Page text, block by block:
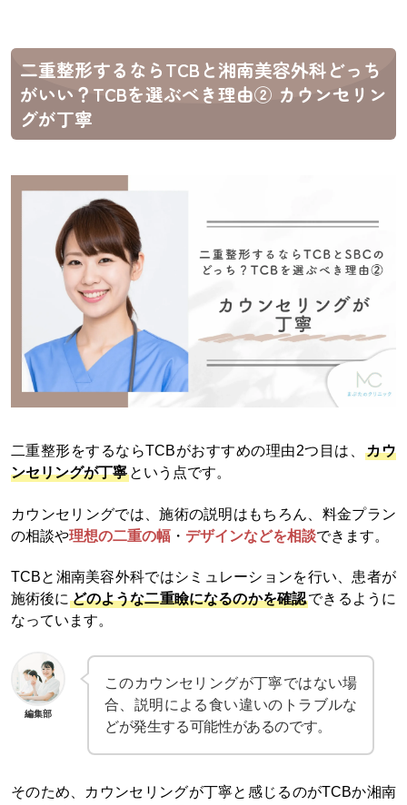
二重整形するならTCBと湘南美容外科どっち
がいい？TCBを選ぶべき理由② カウンセリン
グが丁寧
二重整形をするならTCBがおすすめの理由2つ目は、
カウ
ンセリングが丁寧 という点です。
カウンセリングでは、施術の説明はもちろん、料金プラン
の相談や理想の二重の幅 ・ デザインなどを相談できます。
TCBと湘南美容外科ではシミュレーションを行い、患者が
施術後に どのような二重瞼になるのかを確認できるように
なっています。
編集部
このカウンセリングが丁寧ではない場
合、説明による食い違いのトラブルな
どが発生する可能性があるのです。
そのため、カウンセリングが丁寧と感じるのがTCBか湘南